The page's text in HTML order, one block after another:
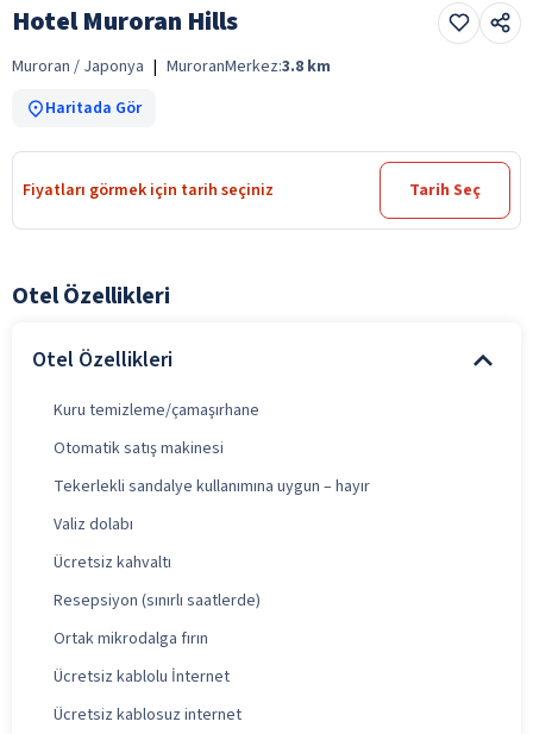
Hotel Muroran Hills
Muroran / Japonya | MuroranMerkez:3.8 km
Haritada Gör
Fiyatları görmek için tarih seçiniz Tarih Seç
Otel Özellikleri
Otel Özellikleri
Kuru temizleme/çamaşırhane
Otomatik satış makinesi
Tekerlekli sandalye kullanımına uygun – hayır
Valiz dolabı
Ücretsiz kahvaltı
Resepsiyon (sınırlı saatlerde)
Ortak mikrodalga fırın
Ücretsiz kablolu İnternet
Ücretsiz kablosuz internet